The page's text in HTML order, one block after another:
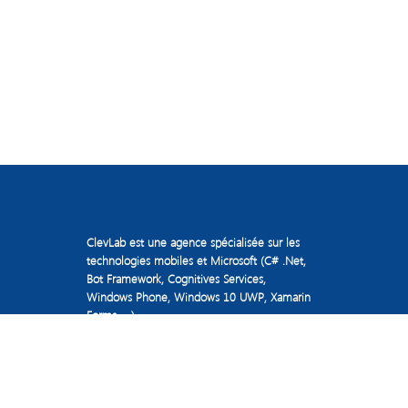
ClevLab est une agence spécialisée sur les
technologies mobiles et Microsoft (C# .Net,
Bot Framework, Cognitives Services,
Windows Phone, Windows 10 UWP, Xamarin
Forms, ...)